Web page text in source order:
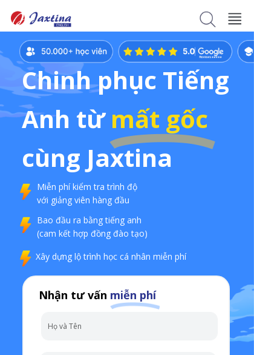
Chinh phục Tiếng
Anh từ mất gốc
cùng Jaxtina
Nhận tư vấn miễn phí
Bao đầu ra bằng tiếng anh
(cam kết hợp đồng đào tạo)
Xây dựng lộ trình học cá nhân miễn phí
Miễn phí kiểm tra trình độ
với giảng viên hàng đầu